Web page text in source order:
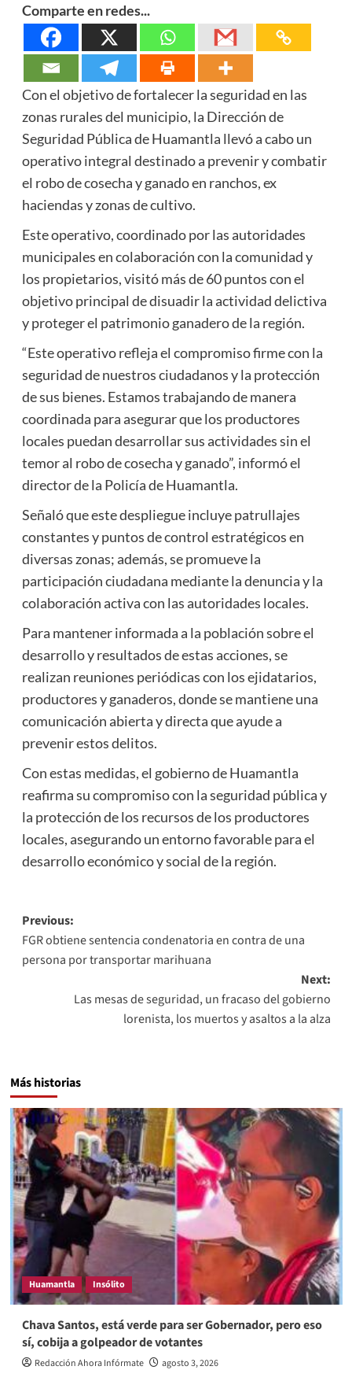
Comparte en redes...
Con el objetivo de fortalecer la seguridad en las
zonas rurales del municipio, la Dirección de
Seguridad Pública de Huamantla llevó a cabo un
operativo integral destinado a prevenir y combatir
el robo de cosecha y ganado en ranchos, ex
haciendas y zonas de cultivo.
Este operativo, coordinado por las autoridades
municipales en colaboración con la comunidad y
los propietarios, visitó más de 60 puntos con el
objetivo principal de disuadir la actividad delictiva
y proteger el patrimonio ganadero de la región.
“Este operativo refleja el compromiso firme con la
seguridad de nuestros ciudadanos y la protección
de sus bienes. Estamos trabajando de manera
coordinada para asegurar que los productores
locales puedan desarrollar sus actividades sin el
temor al robo de cosecha y ganado”, informó el
director de la Policía de Huamantla.
Señaló que este despliegue incluye patrullajes
constantes y puntos de control estratégicos en
diversas zonas; además, se promueve la
participación ciudadana mediante la denuncia y la
colaboración activa con las autoridades locales.
Para mantener informada a la población sobre el
desarrollo y resultados de estas acciones, se
realizan reuniones periódicas con los ejidatarios,
productores y ganaderos, donde se mantiene una
comunicación abierta y directa que ayude a
prevenir estos delitos.
Con estas medidas, el gobierno de Huamantla
reafirma su compromiso con la seguridad pública y
la protección de los recursos de los productores
locales, asegurando un entorno favorable para el
desarrollo económico y social de la región.
Post
navigation
Previous:
FGR obtiene sentencia condenatoria en contra de una
persona por transportar marihuana
Next:
Las mesas de seguridad, un fracaso del gobierno
lorenista, los muertos y asaltos a la alza
Más historias
Huamantla Insólito
Chava Santos, está verde para ser Gobernador, pero eso
sí, cobija a golpeador de votantes
Redacción Ahora Infórmate agosto 3, 2026